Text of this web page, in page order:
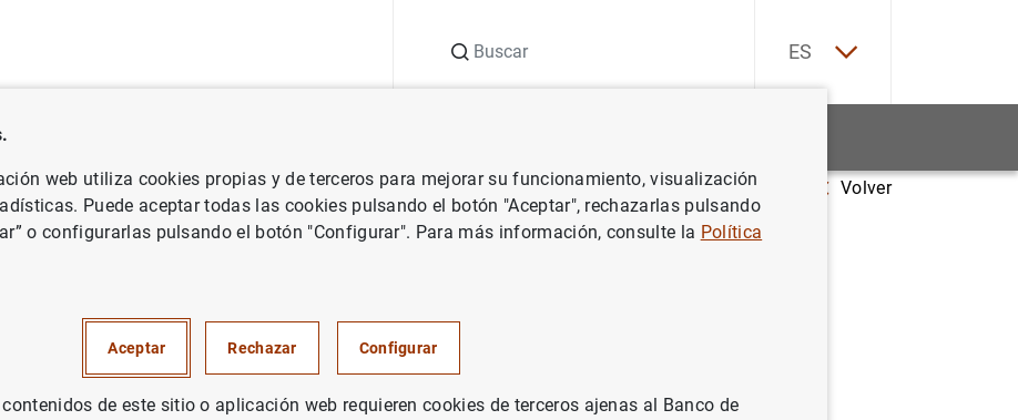
ES
Central Europeo Notas de prensa del Banco Central Europeo Decisiones de Política Monetaria Volver
de Política Monetaria
web utiliza cookies propias y de terceros para mejorar su funcionamiento, visualización
Puede aceptar todas las cookies pulsando el botón "Aceptar", rechazarlas pulsando
o configurarlas pulsando el botón "Configurar". Para más información, consulte la Política
Aceptar Rechazar Configurar
de este sitio o aplicación web requieren cookies de terceros ajenas al Banco de